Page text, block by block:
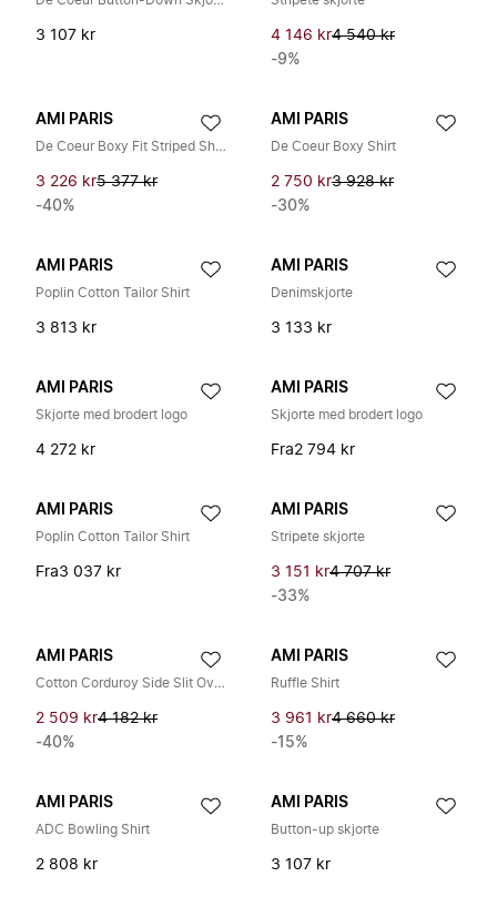
3 107 kr 4 146 kr4 540 kr
-9%
AMI PARIS
De Coeur Boxy Fit Striped Shirt
3 226 kr5 377 kr
-40%
AMI PARIS
De Coeur Boxy Shirt
2 750 kr3 928 kr
-30%
AMI PARIS
Poplin Cotton Tailor Shirt
3 813 kr
AMI PARIS
Denimskjorte
3 133 kr
AMI PARIS
Skjorte med brodert logo
4 272 kr
AMI PARIS
Skjorte med brodert logo
Fra2 794 kr
AMI PARIS
Poplin Cotton Tailor Shirt
Fra3 037 kr
AMI PARIS
Stripete skjorte
3 151 kr4 707 kr
-33%
AMI PARIS
Cotton Corduroy Side Slit Overshirt
2 509 kr4 182 kr
-40%
AMI PARIS
Ruffle Shirt
3 961 kr4 660 kr
-15%
AMI PARIS
ADC Bowling Shirt
2 808 kr
AMI PARIS
Button-up skjorte
3 107 kr